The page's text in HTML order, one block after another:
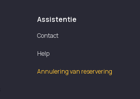
Assistentie
Contact
Help
Annulering van reservering